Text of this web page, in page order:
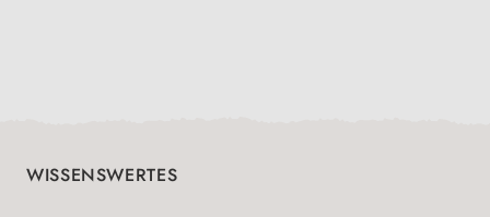
WISSENSWERTES